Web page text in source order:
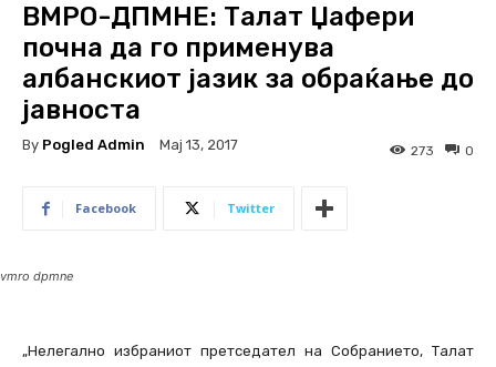
ВМРО-ДПМНЕ: Талат Џафери
почна да го применува
албанскиот јазик за обраќање до
јавноста
By Pogled Admin Мај 13, 2017 0
273
Facebook Twitter
vmro dpmne
„Нелегално избраниот претседател на Собранието, Талат